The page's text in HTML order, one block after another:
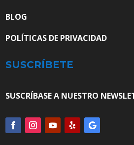
BLOG
POLÍTICAS DE PRIVACIDAD
SUSCRÍBETE
SUSCRÍBASE A NUESTRO